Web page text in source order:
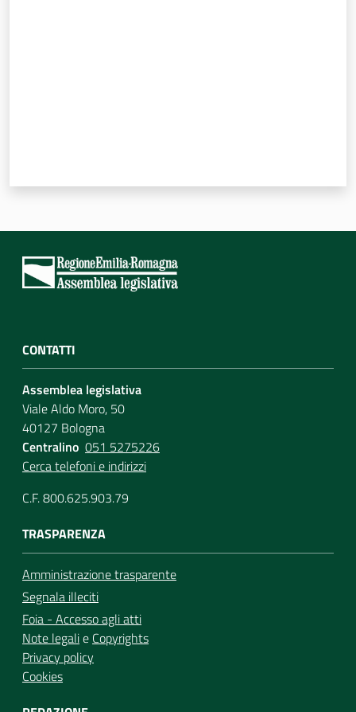
CONTATTI
Assemblea legislativa
Viale Aldo Moro, 50
40127 Bologna
Centralino 051 5275226
Cerca telefoni e indirizzi
C.F. 800.625.903.79
TRASPARENZA
Amministrazione trasparente
Segnala illeciti
Foia - Accesso agli atti
Note legalie Copyrights
Privacy policy
Cookies